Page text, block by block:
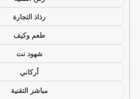
رذاذ التجارة
طعم وكيف
شهود نت
أركاني
مباشر التقنية